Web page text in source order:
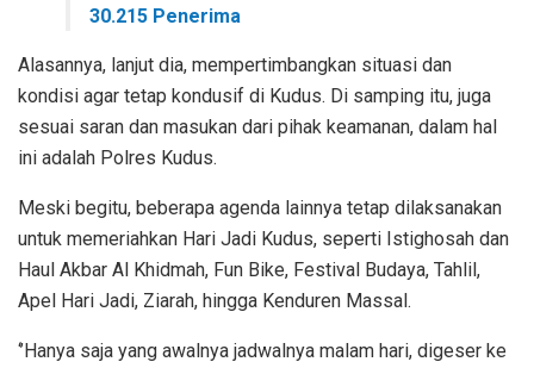
30.215 Penerima
Alasannya, lanjut dia, mempertimbangkan situasi dan
kondisi agar tetap kondusif di Kudus. Di samping itu, juga
sesuai saran dan masukan dari pihak keamanan, dalam hal
ini adalah Polres Kudus.
Meski begitu, beberapa agenda lainnya tetap dilaksanakan
untuk memeriahkan Hari Jadi Kudus, seperti Istighosah dan
Haul Akbar Al Khidmah, Fun Bike, Festival Budaya, Tahlil,
Apel Hari Jadi, Ziarah, hingga Kenduren Massal.
‘’Hanya saja yang awalnya jadwalnya malam hari, digeser ke